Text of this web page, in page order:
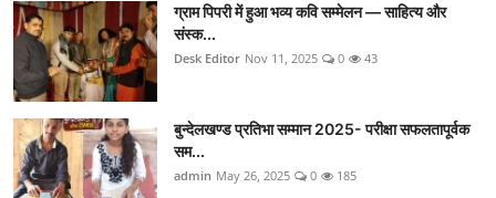
ग्राम पिपरी में हुआ भव्य कवि सम्मेलन — साहित्य और
संस्क...
Desk Editor Nov 11, 2025 0 43
बुन्देलखण्ड प्रतिभा सम्मान 2025- परीक्षा सफलतापूर्वक
सम...
admin May 26, 2025 0 185